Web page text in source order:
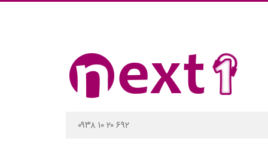
۰۹۳۸ ۱۰ ۲۰ ۶۹۲